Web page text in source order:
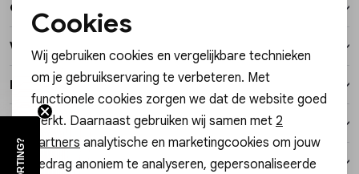
Vesten
Jassen
Lingerie
Over dit item
Winkelvoorraad
Kenmerken
Verzending / Ophalen in de winkel
Retourneren
Noodzakelijke cookies
Personalisatie cookies
Analytische cookies
Marketing cookies
Cookies
Wij gebruiken cookies en vergelijkbare technieken
om je gebruikservaring te verbeteren. Met
functionele cookies zorgen we dat de website goed
werkt. Daarnaast gebruiken wij samen met 2
partners analytische en marketingcookies om jouw
gedrag anoniem te analyseren, gepersonaliseerde